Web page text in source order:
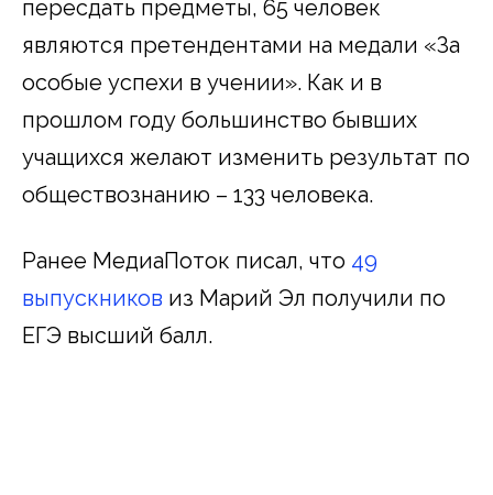
пересдать предметы, 65 человек
являются претендентами на медали «За
особые успехи в учении». Как и в
прошлом году большинство бывших
учащихся желают изменить результат по
обществознанию – 133 человека.
Ранее МедиаПоток писал, что 49
выпускников из Марий Эл получили по
ЕГЭ высший балл.